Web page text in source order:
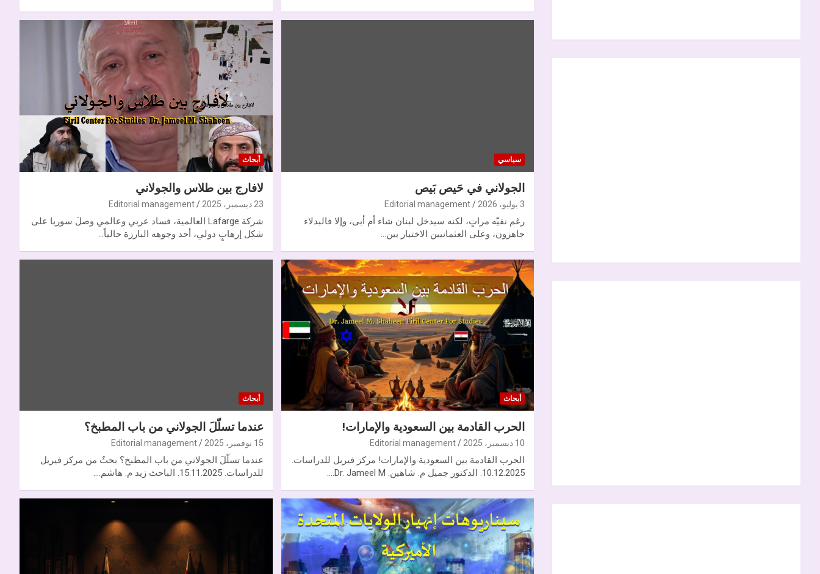
سياسي
الجولاني في حَيص بَيص
3 يوليو، 2026 Editorial management
رغم نفيّه مراتٍ، لكنه سيدخل لبنان شاء أم أبى، وإلا فالبدلاء
جاهزون، وعلى العثمانيين الاختيار بين…
أبحاث
لافارج بين طلاس والجولاني
23 ديسمبر، 2025 Editorial management
شركة Lafarge العالمية، فساد عربي وعالمي وصلَ سوريا على
شكل إرهابٍ دولي، أحد وجوهه البارزة حالياً…
أبحاث
الحرب القادمة بين السعودية والإمارات!
10 ديسمبر، 2025 Editorial management
الحرب القادمة بين السعودية والإمارات! مركز فيريل للدراسات.
10.12.2025. الدكتور جميل م. شاهين. Dr. Jameel M.…
أبحاث
عندما تسلّلَ الجولاني من باب المطبخ؟
15 نوفمبر، 2025 Editorial management
عندما تسلّلَ الجولاني من باب المطبخ؟ بحثٌ من مركز فيريل
للدراسات. 15.11.2025. الباحث زيد م. هاشم.…